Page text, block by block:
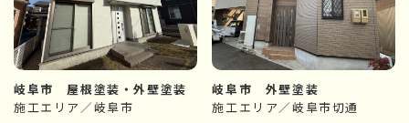
岐阜市 屋根塗装・外壁塗装
施工エリア／岐阜市
岐阜市 外壁塗装
施工エリア／岐阜市切通